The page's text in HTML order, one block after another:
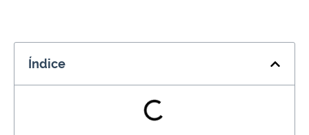
Índice